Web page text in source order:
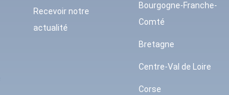
Recevoir notre
actualité
Bourgogne-Franche-
Comté
Bretagne
Centre-Val de Loire
Corse